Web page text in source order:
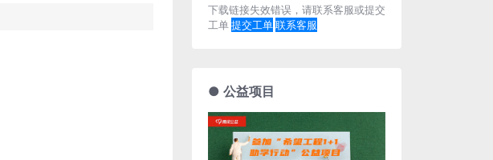
下载链接失效错误，请联系客服或提交
工单提交工单联系客服
● 公益项目